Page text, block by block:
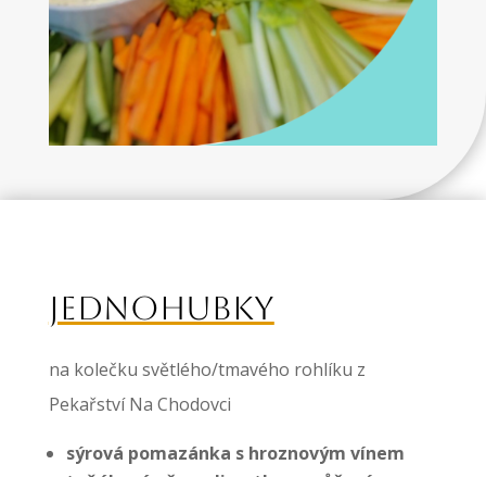
JEDNOHUBKY
na kolečku světlého/tmavého rohlíku z
Pekařství Na Chodovci
sýrová pomazánka s hroznovým vínem